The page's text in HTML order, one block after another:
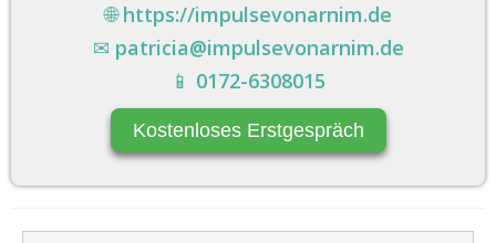
🌐https://impulsevonarnim.de
✉ patricia@impulsevonarnim.de
📱 0172-6308015
Kostenloses Erstgespräch